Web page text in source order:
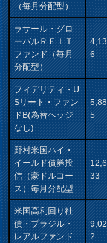
（毎月分配型）
ラサール・グロ
ーバルＲＥＩＴ
ファンド（毎月
分配型）
4,13
6
フィデリティ・U
Sリート・ファン
ドB(為替ヘッジ
なし)
5,88
5
野村米国ハイ・
イールド債券投
信（豪ドルコー
ス）毎月分配型
12,6
33
米国高利回り社
債・ブラジル・
レアルファンド
9,02
2